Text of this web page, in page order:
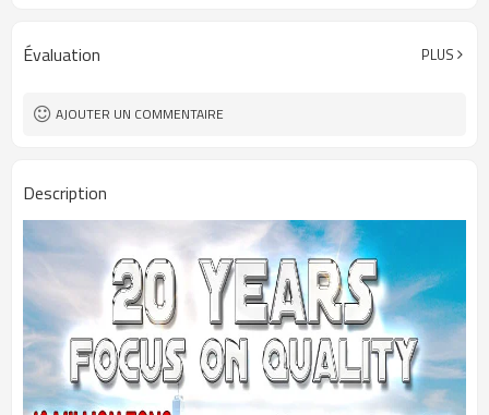
Q235/Q345, S235JR
Évaluation PLUS
AJOUTER UN COMMENTAIRE
Description